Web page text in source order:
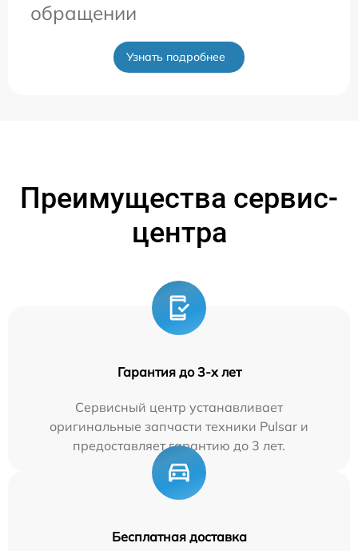
обращении
Узнать подробнее
Преимущества сервис-
центра
Гарантия до 3-х лет
Сервисный центр устанавливает
оригинальные запчасти техники Pulsar и
предоставляет гарантию до 3 лет.
Бесплатная доставка